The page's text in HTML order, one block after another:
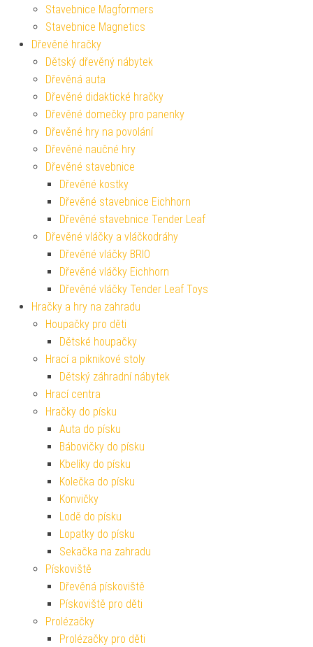
Stavebnice Magformers
Stavebnice Magnetics
Dřevěné hračky
Dětský dřevěný nábytek
Dřevěná auta
Dřevěné didaktické hračky
Dřevěné domečky pro panenky
Dřevěné hry na povolání
Dřevěné naučné hry
Dřevěné stavebnice
Dřevěné kostky
Dřevěné stavebnice Eichhorn
Dřevěné stavebnice Tender Leaf
Dřevěné vláčky a vláčkodráhy
Dřevěné vláčky BRIO
Dřevěné vláčky Eichhorn
Dřevěné vláčky Tender Leaf Toys
Hračky a hry na zahradu
Houpačky pro děti
Dětské houpačky
Hrací a piknikové stoly
Dětský záhradní nábytek
Hrací centra
Hračky do písku
Auta do písku
Bábovičky do písku
Kbelíky do písku
Kolečka do písku
Konvičky
Lodě do písku
Lopatky do písku
Sekačka na zahradu
Pískoviště
Dřevěná pískoviště
Pískoviště pro děti
Prolézačky
Prolézačky pro děti